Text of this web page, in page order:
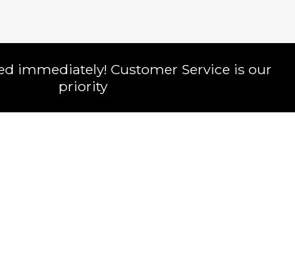
immediately! Customer Service is our
priority